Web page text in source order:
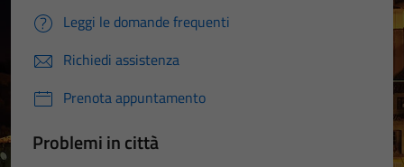
Leggi le domande frequenti
Richiedi assistenza
Prenota appuntamento
Problemi in città